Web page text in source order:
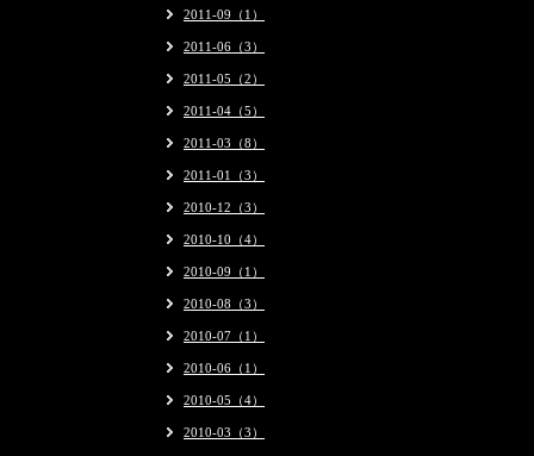
2011-09（1）
2011-06（3）
2011-05（2）
2011-04（5）
2011-03（8）
2011-01（3）
2010-12（3）
2010-10（4）
2010-09（1）
2010-08（3）
2010-07（1）
2010-06（1）
2010-05（4）
2010-03（3）